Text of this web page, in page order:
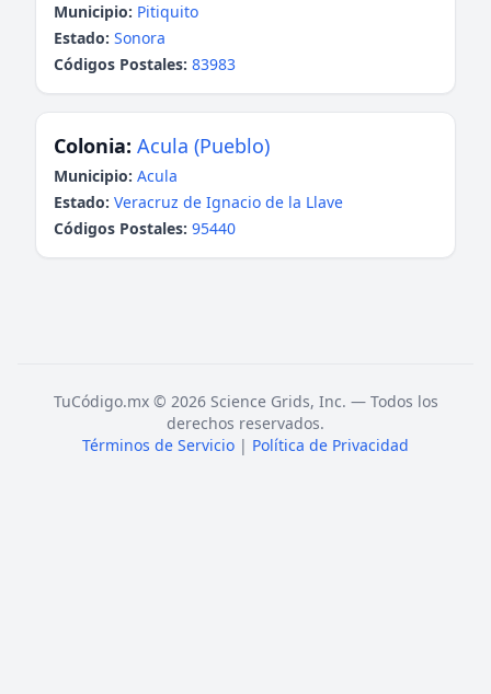
Municipio: Pitiquito
Estado: Sonora
Códigos Postales: 83983
Colonia: Acula (Pueblo)
Municipio: Acula
Estado: Veracruz de Ignacio de la Llave
Códigos Postales: 95440
TuCódigo.mx © 2026 Science Grids, Inc. — Todos los
derechos reservados.
Términos de Servicio | Política de Privacidad